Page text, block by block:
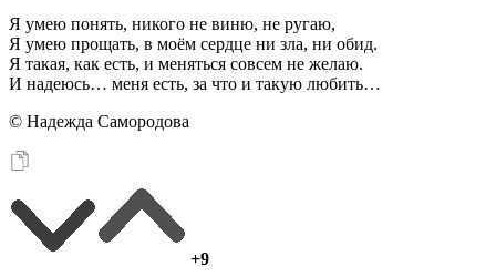
Я умею понять, никого не виню, не ругаю,
Я умею прощать, в моём сердце ни зла, ни обид.
Я такая, как есть, и меняться совсем не желаю.
И надеюсь… меня есть, за что и такую любить…
© Надежда Самородова
+9